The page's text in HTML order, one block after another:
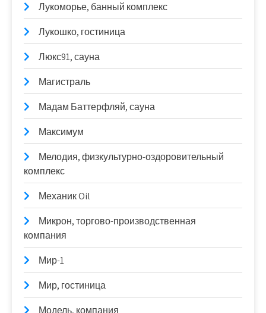
Лукоморье, банный комплекс
Лукошко, гостиница
Люкс91, сауна
Магистраль
Мадам Баттерфляй, сауна
Максимум
Мелодия, физкультурно-оздоровительный
комплекс
Механик Oil
Микрон, торгово-производственная
компания
Мир-1
Мир, гостиница
Модель, компания